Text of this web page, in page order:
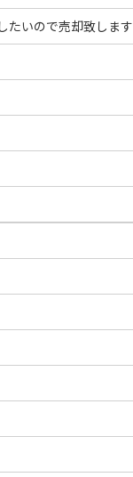
たいので売却致します